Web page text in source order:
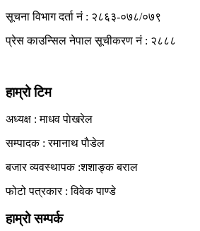
सूचना विभाग दर्ता नं : २८६३-०७८/०७९
प्रेस काउन्सिल नेपाल सूचीकरण नं : २८८८
हाम्रो टिम
अध्यक्ष : माधव पाेखरेल
सम्पादक : रमानाथ पाैडेल
बजार व्यवस्थापक :शशाङ्क बराल
फोटो पत्रकार : विवेक पाण्डे
हाम्रो सम्पर्क